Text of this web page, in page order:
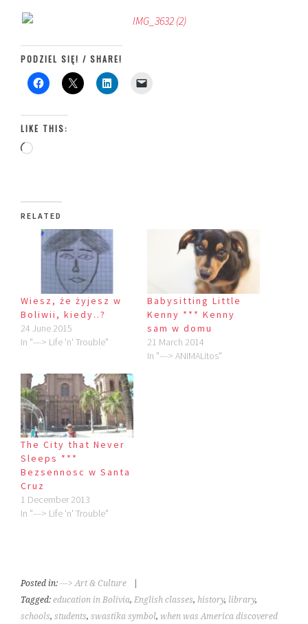
PODZIEL SIĘ! / SHARE!
LIKE THIS:
Loading…
RELATED
Wiesz, że żyjesz w
Boliwii, kiedy..?
24 June 2015
In "---> Life 'n' Trouble"
Babysitting Little
Kenny *** Kenny
sam w domu
21 March 2014
In "---> ANIMALitos"
The City that Never
Sleeps ***
Bezsennosc w Santa
Cruz
1 December 2013
In "---> Life 'n' Trouble"
Posted in:---> Art & Culture
Tagged:education in Bolivia,English classes,history, library,
schools,students,swastika symbol,when was America discovered